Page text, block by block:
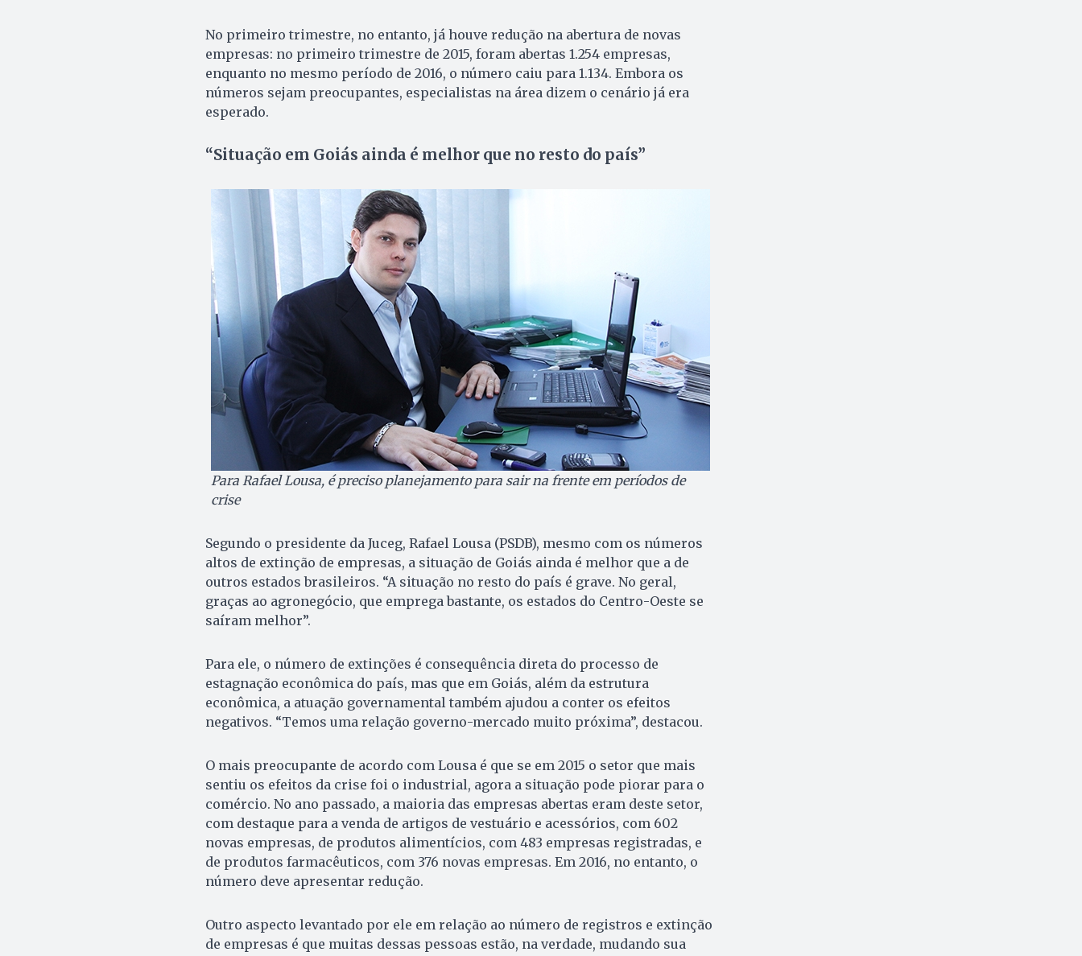
No primeiro trimestre, no entanto, já houve redução na abertura de novas
empresas: no primeiro trimestre de 2015, foram abertas 1.254 empresas,
enquanto no mesmo período de 2016, o número caiu para 1.134. Embora os
números sejam preocupantes, especialistas na área dizem o cenário já era
esperado.
“Situação em Goiás ainda é melhor que no resto do país”
Para Rafael Lousa, é preciso planejamento para sair na frente em períodos de
crise
Segundo o presidente da Juceg, Rafael Lousa (PSDB), mesmo com os números
altos de extinção de empresas, a situação de Goiás ainda é melhor que a de
outros estados brasileiros. “A situação no resto do país é grave. No geral,
graças ao agronegócio, que emprega bastante, os estados do Centro-Oeste se
saíram melhor”.
Para ele, o número de extinções é consequência direta do processo de
estagnação econômica do país, mas que em Goiás, além da estrutura
econômica, a atuação governamental também ajudou a conter os efeitos
negativos. “Temos uma relação governo-mercado muito próxima”, destacou.
O mais preocupante de acordo com Lousa é que se em 2015 o setor que mais
sentiu os efeitos da crise foi o industrial, agora a situação pode piorar para o
comércio. No ano passado, a maioria das empresas abertas eram deste setor,
com destaque para a venda de artigos de vestuário e acessórios, com 602
novas empresas, de produtos alimentícios, com 483 empresas registradas, e
de produtos farmacêuticos, com 376 novas empresas. Em 2016, no entanto, o
número deve apresentar redução.
Outro aspecto levantado por ele em relação ao número de registros e extinção
de empresas é que muitas dessas pessoas estão, na verdade, mudando sua